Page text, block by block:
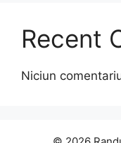
Recent
Niciun